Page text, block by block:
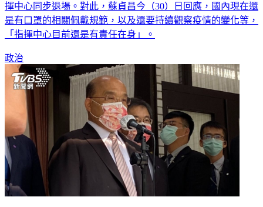
揮中心同步退場。對此，蘇貞昌今（30）日回應，國內現在還
是有口罩的相關佩戴規範，以及還要持續觀察疫情的變化等，
「指揮中心目前還是有責任在身」。
政治